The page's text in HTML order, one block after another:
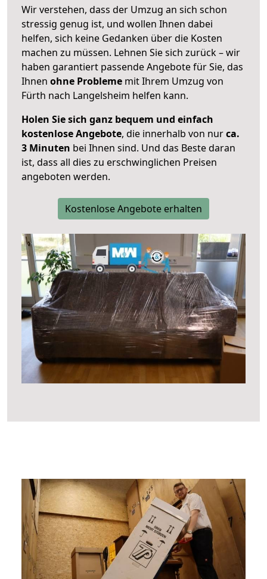
Wir verstehen, dass der Umzug an sich schon
stressig genug ist, und wollen Ihnen dabei
helfen, sich keine Gedanken über die Kosten
machen zu müssen. Lehnen Sie sich zurück – wir
haben garantiert passende Angebote für Sie, das
Ihnen ohne Probleme mit Ihrem Umzug von
Fürth nach Langelsheim helfen kann.
Holen Sie sich ganz bequem und einfach
kostenlose Angebote, die innerhalb von nurca.
3 Minuten bei Ihnen sind. Und das Beste daran
ist, dass all dies zu erschwinglichen Preisen
angeboten werden.
Kostenlose Angebote erhalten